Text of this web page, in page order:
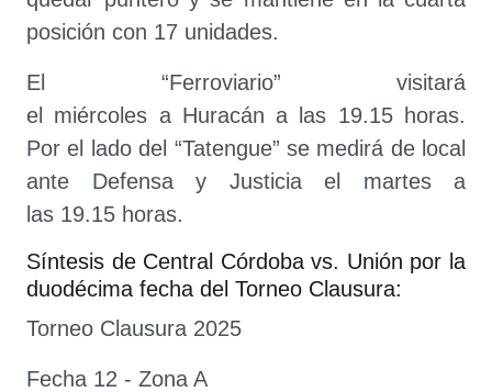
posición con 17 unidades.
El “Ferroviario” visitará
el miércoles a Huracán a las 19.15 horas.
Por el lado del “Tatengue” se medirá de local
ante Defensa y Justicia el martes a
las 19.15 horas.
Síntesis de Central Córdoba vs. Unión por la
duodécima fecha del Torneo Clausura:
Torneo Clausura 2025
Fecha 12 - Zona A